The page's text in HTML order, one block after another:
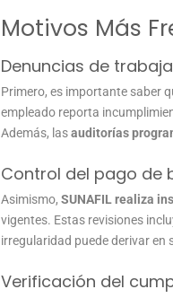
Motivos Más
Denuncias de
Primero, es importante saber
empleado reporta
Además, lasauditorías
Control del pago de
Asimismo,SUNAFIL realiza
vigentes. Estas revisiones
irregularidad puede derivar en
Verificación del